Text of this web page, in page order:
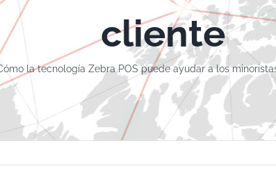
cliente
la tecnología Zebra POS puede ayudar a los